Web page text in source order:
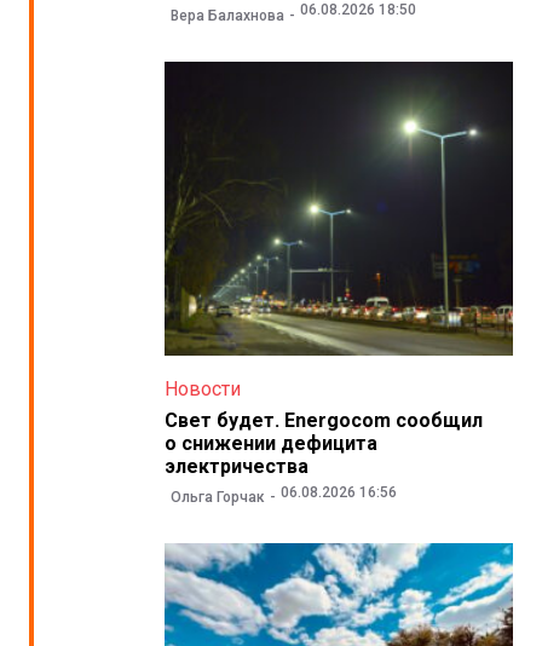
Вера Балахнова 06.08.2026 18:50
Новости
Свет будет. Energocom сообщил
о снижении дефицита
электричества
Ольга Горчак 06.08.2026 16:56